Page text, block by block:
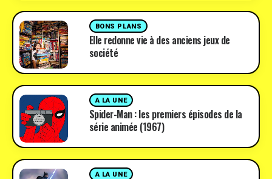
BONS PLANS
Elle redonne vie à des anciens jeux de
société
A LA UNE
Spider-Man : les premiers épisodes de la
série animée (1967)
A LA UNE